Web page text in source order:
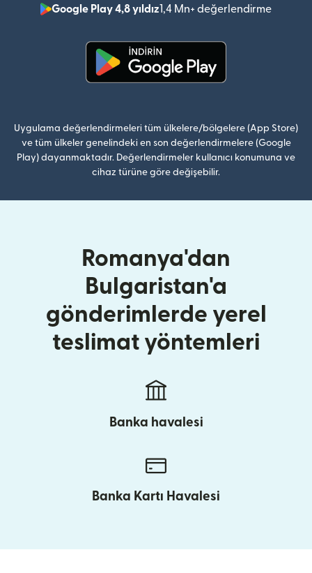
Google Play 4,8 yıldız1,4 Mn+ değerlendirme
Uygulama değerlendirmeleri tüm ülkelere/bölgelere (App Store)
ve tüm ülkeler genelindeki en son değerlendirmelere (Google
Play) dayanmaktadır. Değerlendirmeler kullanıcı konumuna ve
cihaz türüne göre değişebilir.
Romanya'dan
Bulgaristan'a
gönderimlerde yerel
teslimat yöntemleri
Banka havalesi
Banka Kartı Havalesi